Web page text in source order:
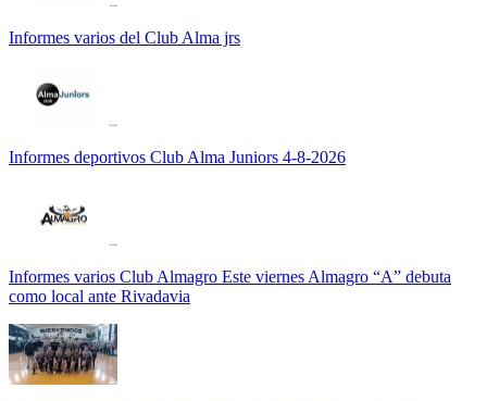
Informes varios del Club Alma jrs
Informes deportivos Club Alma Juniors 4-8-2026
Informes varios Club Almagro Este viernes Almagro “A” debuta
como local ante Rivadavia